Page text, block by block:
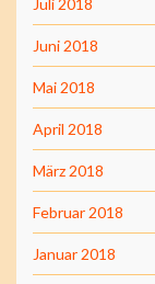
Juni 2018
Mai 2018
April 2018
März 2018
Februar 2018
Januar 2018